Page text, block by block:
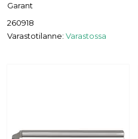
Garant
260918
Varastotilanne: Varastossa